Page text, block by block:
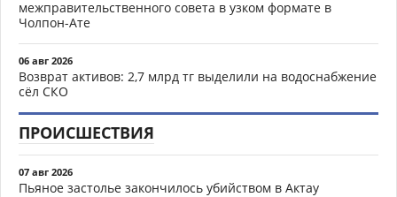
межправительственного совета в узком формате в
Чолпон-Ате
06 авг 2026
Возврат активов: 2,7 млрд тг выделили на водоснабжение
сёл СКО
ПРОИСШЕСТВИЯ
07 авг 2026
Пьяное застолье закончилось убийством в Актау